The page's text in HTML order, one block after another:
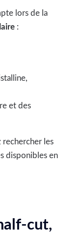
lors de la
:
et des
rechercher les
disponibles en
cut,